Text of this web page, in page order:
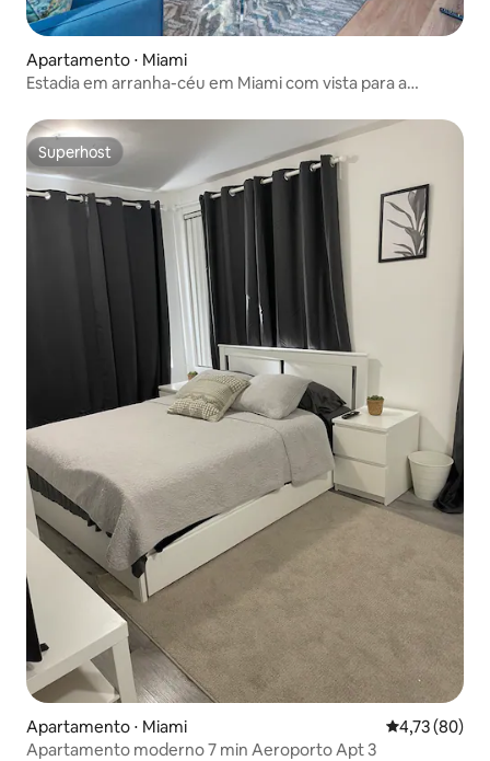
Apartamento ⋅ Miami
Estadia em arranha-céu em Miami com vista para a
Superhost
Superhost
Apartamento ⋅ Miami 4,73 de uma
4,73 (80)
Apartamento moderno 7 min Aeroporto Apt 3